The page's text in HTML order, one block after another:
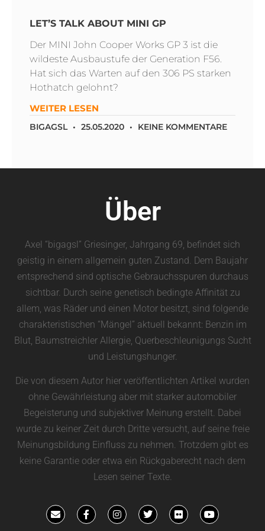
LET’S TALK ABOUT MINI GP
Der MINI John Cooper Works GP 3 ist die
wildeste Ausbaustufe der Generation F56.
Hat sich das Warten auf den 306 PS starken
Hothatch gelohnt?
WEITER LESEN
BIGAGSL 25.05.2020 KEINE KOMMENTARE
Über
Axel “bigagsl” Griesinger, Jahrgang 69, befindet sich
geistig in einem allgemein guten Zustand. Dem Baujahr
entsprechend sind optische Gebrauchsspuren durchaus
sichtbar. Durch seine genetisch bedingte Affinität zu
allem, was Räder und einen Motor besitzt, sind folgende
charakteristischen “Mängel” aktuell bekannt: Benzin im
Blut, Baumstreichler Allergie, Querbeschleunigungs Sucht
und Leistungshunger.
Die von diesem Autor hier veröffentlichten Artikel wurden
ohne Gewährleistung aber mit starker automobiler
Begeisterung und subjektiver Meinung erstellt. Dabei
wurde zu keiner Zeit durch Dritte versucht, auf seine freie
Meinungsbildung Einfluss zu nehmen. Trotzdem gibt es
keine Garantie oder etwa ein Rückgaberecht nach dem
Lesen seiner Texte.